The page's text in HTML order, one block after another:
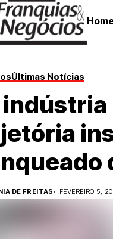
Últimas Notícias
DE FREITAS FEVEREIRO 5,